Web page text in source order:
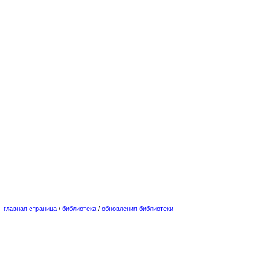
главная страница / библиотека / обновления библиотеки